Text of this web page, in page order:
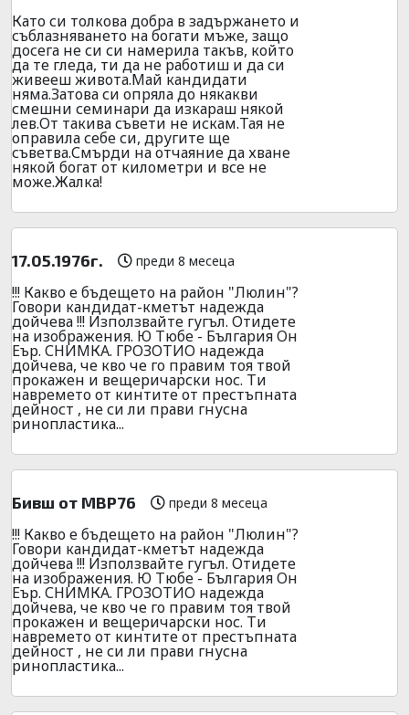
Като си толкова добра в задържането и
съблазняването на богати мъже, защо
досега не си си намерила такъв, който
да те гледа, ти да не работиш и да си
живееш живота.Май кандидати
няма.Затова си опряла до някакви
смешни семинари да изкараш някой
лев.От такива съвети не искам.Тая не
оправила себе си, другите ще
съветва.Смърди на отчаяние да хване
някой богат от километри и все не
може.Жалка!
17.05.1976г. преди 8 месеца
!!! Какво е бъдещето на район "Люлин"?
Говори кандидат-кметът надежда
дойчева !!! Използвайте гугъл. Отидете
на изображения. Ю Тюбе - България Он
Еър. СНИМКА. ГРОЗОТИО надежда
дойчева, че кво че го правим тоя твой
прокажен и вещеричарски нос. Ти
навремето от кинтите от престъпната
дейност , не си ли прави гнусна
ринопластика...
Бивш от МВР76 преди 8 месеца
!!! Какво е бъдещето на район "Люлин"?
Говори кандидат-кметът надежда
дойчева !!! Използвайте гугъл. Отидете
на изображения. Ю Тюбе - България Он
Еър. СНИМКА. ГРОЗОТИО надежда
дойчева, че кво че го правим тоя твой
прокажен и вещеричарски нос. Ти
навремето от кинтите от престъпната
дейност , не си ли прави гнусна
ринопластика...